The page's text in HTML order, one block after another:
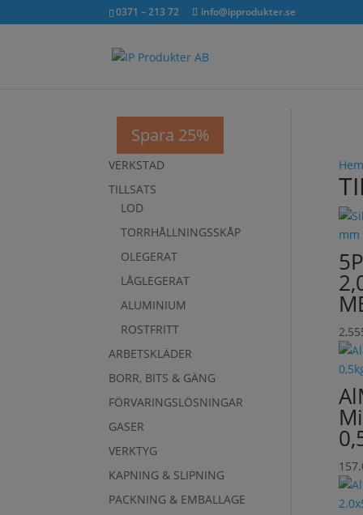
inkl. moms0371 – 213 72 info@ipprodukter.se
Hem
Spara 25%
Spara 24%
Spara 25%
VERKSTAD
TILLSATS
LOD
TORRHÅLLNINGSSKÅP
OLEGERAT
LÅGLEGERAT
ALUMINIUM
ROSTFRITT
ARBETSKLÄDER
BORR, BITS & GÄNG
FÖRVARINGSLÖSNINGAR
GASER
VERKTYG
KAPNING & SLIPNING
PACKNING & EMBALLAGE